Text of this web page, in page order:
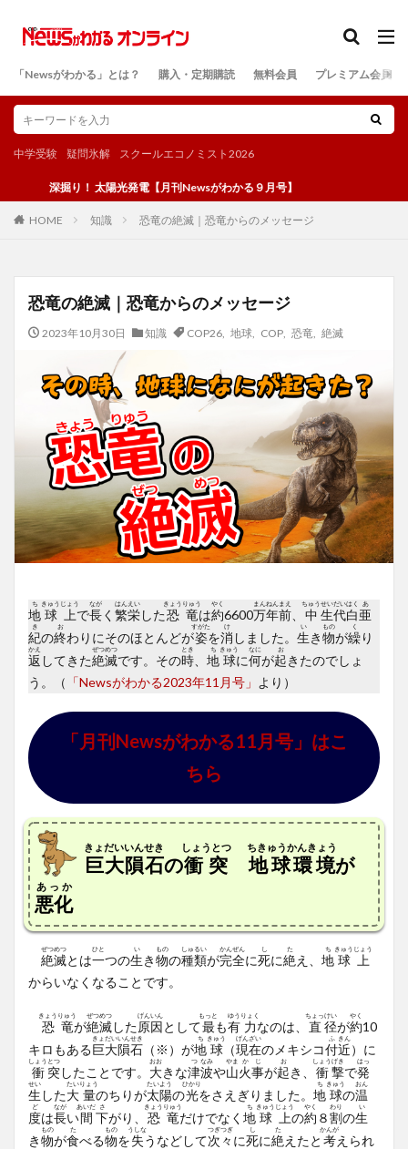
「Newsがわかる」とは？ 購入・定期購読 無料会員 プレミアム会員
中学受験 疑問氷解 スクールエコノミスト2026
深掘り！ 太陽光発電【月刊Newsがわかる９月号】
HOME 知識 恐竜の絶滅｜恐竜からのメッセージ
恐竜の絶滅｜恐竜からのメッセージ
2023年10月30日 知識 COP26, 地球, COP, 恐竜 絶滅
地
ち
球
きゅう
上
じょう
で長
なが
く 繁
はん
栄
えい
した恐
きょう
竜
りゅう
は約
やく
6600万
まん
年
ねん
前
まえ
中
ちゅう
生
せい
代
だい
白
はく
亜
あ
紀
き
の終
お
わりにそのほとんどが姿
すがた
を消
け
しました。 生
い
き物
もの
が繰
く
り
返
かえ
してきた絶
ぜつ
滅
めつ
です。その時
とき
地
ち
球
きゅう
に何
なに
が起
お
きたのでしょ
う。（ 「Newsがわかる2023年11月号」 より）
「月刊Newsがわかる11月号」はこ
ちら
巨大隕石
きょだいいんせき
の衝突
しょうとつ
地球環境
ちきゅうかんきょう
が
悪化
あっか
絶
ぜつ
滅
めつ
とは一
ひと
つの生
い
き物
もの
の種
しゅ
類
るい
が完
かん
全
ぜん
に死
し
に絶
た
え、 地
ち
球
きゅう
上
じょう
からいなくなることです。
恐
きょう
竜
りゅう
が絶
ぜつ
滅
めつ
した原
げん
因
いん
として最
もっと
も有
ゆう
力
りょく
なのは、 直
ちょっ
径
けい
が約
やく
10
キロもある巨
きょ
大
だい
隕
いん
石
せき
（※）が地
ち
球
きゅう
（現
げん
在
ざい
のメキシコ付
ふ
近
きん
）に
衝
しょう
突
とつ
したことです。 大
おお
きな津
つ
波
なみ
や山
やま
火
か
事
じ
が起
お
き、 衝
しょう
撃
げき
で発
はっ
生
せい
した大
たい
量
りょう
のちりが太
たい
陽
よう
の光
ひかり
をさえぎりました。 地
ち
球
きゅう
の温
おん
度
ど
は長
なが
い間
あいだ
下
さ
がり、 恐
きょう
竜
りゅう
だけでなく 地
ち
球
きゅう
上
じょう
の約
やく
８割
わり
の生
い
き物
もの
が食
た
べる物
もの
を失
うしな
うなどして次
つぎ
々
つぎ
に死
し
に絶
た
えたと 考
かんが
えられ
検索